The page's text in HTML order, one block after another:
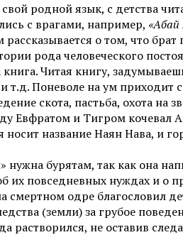
родной язык, с детства
с врагами, например, «Абай
рассказывается о том, что
рода человеческого
книга. Читая книгу,
т.д. Поневоле на ум
скота, пастьба, охота на
Евфратом и Тигром кочевал
носит название Наян Нава, и
нужна бурятам, так как она
их повседневных нуждах и о
смертном одре благословил
(земли) за грубое
растворился, не оставив